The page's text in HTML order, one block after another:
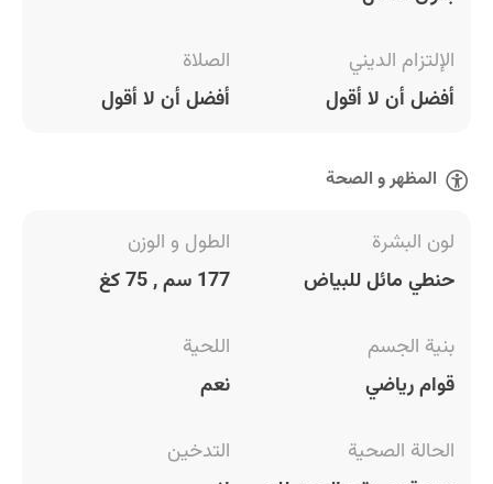
الإلتزام الديني
أفضل أن لا أقول
الصلاة
أفضل أن لا أقول
المظهر و الصحة
لون البشرة
حنطي مائل للبياض
الطول و الوزن
177 سم , 75 كغ
بنية الجسم
قوام رياضي
اللحية
نعم
الحالة الصحية
التدخين